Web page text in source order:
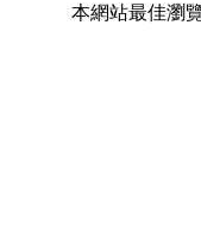
本網站最佳瀏